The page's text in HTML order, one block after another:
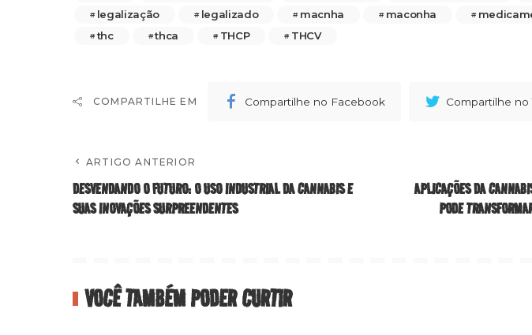
legalização
legalizado macnha maconha
thc
thca THCP THCV
COMPARTILHE EM Compartilhe no Facebook Compartilhe no
ARTIGO ANTERIOR
DESVENDANDO O FUTURO: O USO INDUSTRIAL DA CANNABIS E
SUAS INOVAÇÕES SURPREENDENTES
APLICAÇÕES DA
PODE
VOCÊ TAMBÉM PODER CURTIR